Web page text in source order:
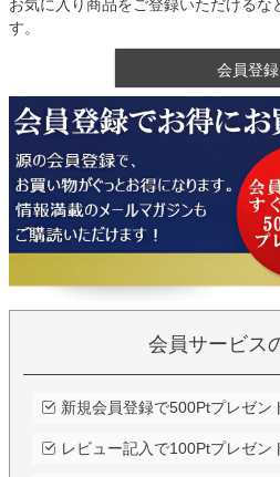
お気に入り商品をご登録いただけるな
す。
会員登録
会員サービス
新規会員登録で500Ptプレゼン
レビュー記入で100Ptプレゼン